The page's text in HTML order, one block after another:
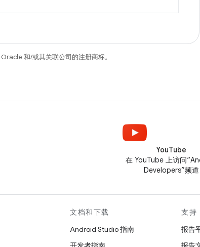
和/或其关联公司的注册商标。
YouTube
在 YouTube 上访问
Developers”频道
文档和下载
Android Studio 指南
支持
报告